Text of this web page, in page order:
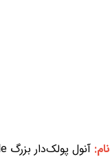
نام: آنول پولک‌دار بزرگ Greater scaly anole